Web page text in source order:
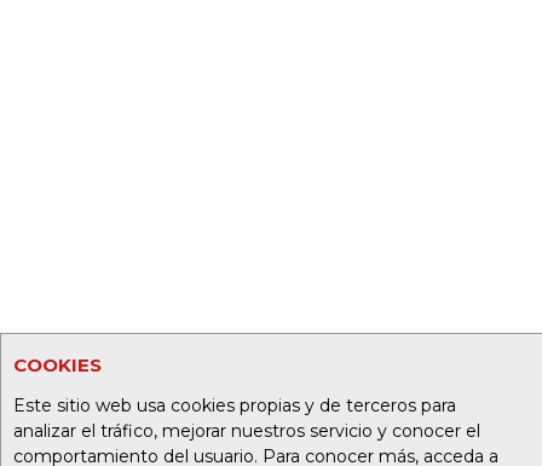
COOKIES
Este sitio web usa cookies propias y de terceros para
analizar el tráfico, mejorar nuestros servicio y conocer el
comportamiento del usuario. Para conocer más, acceda a